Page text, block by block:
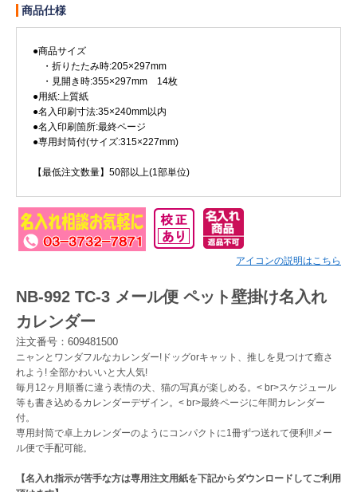
Myページ
商品仕様
●商品サイズ
・折りたたみ時:205×297mm
・見開き時:355×297mm 14枚
●用紙:上質紙
●名入印刷寸法:35×240mm以内
●名入印刷箇所:最終ページ
●専用封筒付(サイズ:315×227mm)
【最低注文数量】50部以上(1部単位)
アイコンの説明はこちら
NB-992 TC-3 メール便 ペット壁掛け名入れ
カレンダー
注文番号：609481500
ニャンとワンダフルなカレンダー!ドッグorキャット、推しを見つけて癒さ
れよう! 全部かわいいと大人気!
毎月12ヶ月順番に違う表情の犬、猫の写真が楽しめる。< br>スケジュール
等も書き込めるカレンダーデザイン。< br>最終ページに年間カレンダー
付。
専用封筒で卓上カレンダーのようにコンパクトに1冊ずつ送れて便利!!メー
ル便で手配可能。
【名入れ指示が苦手な方は専用注文用紙を下記からダウンロードしてご利用